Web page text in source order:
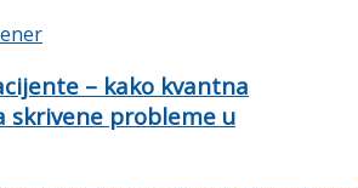
– kako kvantna
skrivene probleme u